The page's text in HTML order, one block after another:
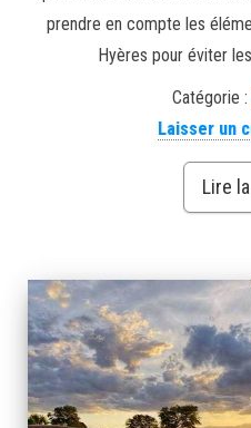
prendre en compte les
Hyères pour éviter
Catégorie :
Laisser un
Lire